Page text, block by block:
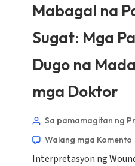
Mabagal na
Sugat: Mga
Dugo na
mga Doktor
Sa pamamagitan ng
Walang mga Komento
Interpretasyon ng